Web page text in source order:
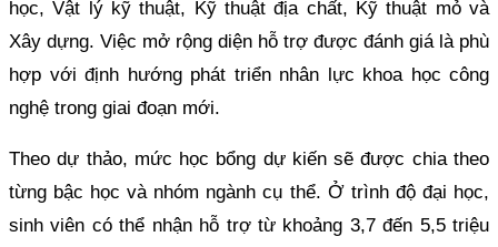
học, Vật lý kỹ thuật, Kỹ thuật địa chất, Kỹ thuật mỏ và
Xây dựng. Việc mở rộng diện hỗ trợ được đánh giá là phù
hợp với định hướng phát triển nhân lực khoa học công
nghệ trong giai đoạn mới.
Theo dự thảo, mức học bổng dự kiến sẽ được chia theo
từng bậc học và nhóm ngành cụ thể. Ở trình độ đại học,
sinh viên có thể nhận hỗ trợ từ khoảng 3,7 đến 5,5 triệu